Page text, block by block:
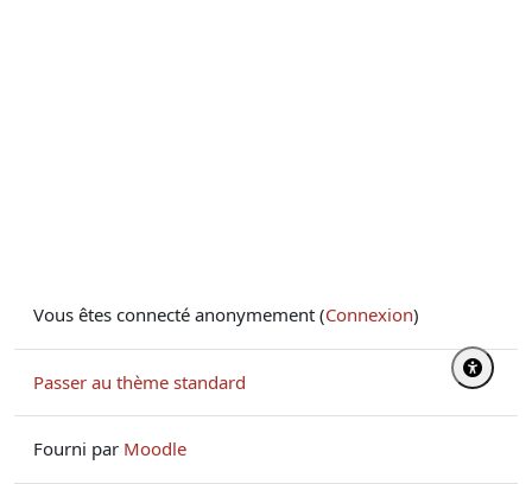
Vous êtes connecté anonymement (Connexion)
Passer au thème standard
Fourni par Moodle